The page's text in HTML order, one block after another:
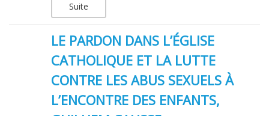
Suite
LE PARDON DANS L’ÉGLISE
CATHOLIQUE ET LA LUTTE
CONTRE LES ABUS SEXUELS À
L’ENCONTRE DES ENFANTS,